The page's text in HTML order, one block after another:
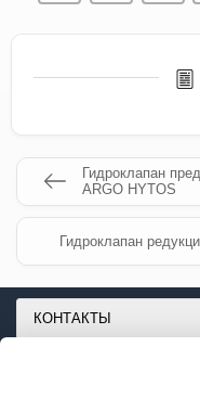
Гидроклапан
ARGO HYTOS
Гидроклапан
КОНТАКТЫ